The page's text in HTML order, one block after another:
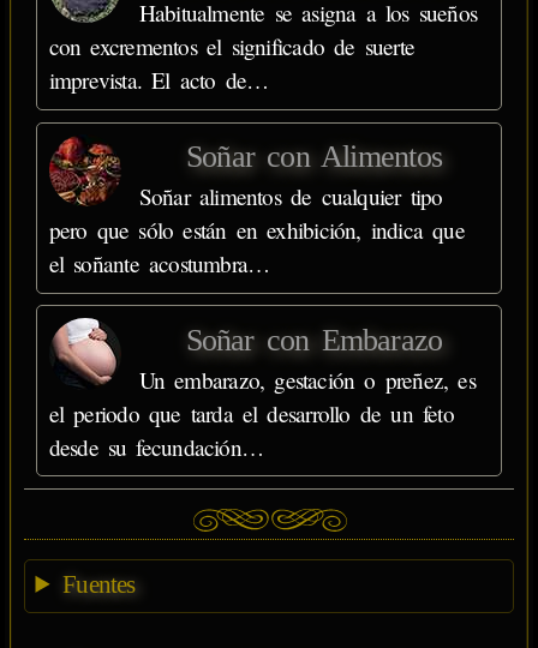
Habitualmente se asigna a los sueños
con excrementos el significado de suerte
imprevista. El acto de…
Soñar con Alimentos
Soñar alimentos de cualquier tipo
pero que sólo están en exhibición, indica que
el soñante acostumbra…
Soñar con Embarazo
Un embarazo, gestación o preñez, es
el periodo que tarda el desarrollo de un feto
desde su fecundación…
Fuentes